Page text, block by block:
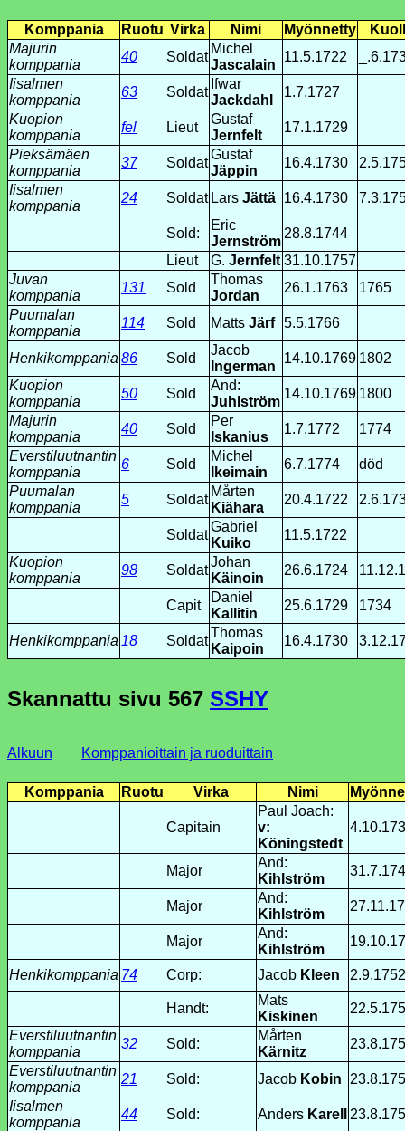
Komppania Ruotu Virka Nimi Myönnetty
Majurin
komppania
40 Soldat
Michel
Jascalain
11.5.1722
Iisalmen
komppania
63 Soldat
Ifwar
Jackdahl
1.7.1727
Kuopion
komppania
fel Lieut
Gustaf
Jernfelt
17.1.1729
Pieksämäen
komppania
37 Soldat
Gustaf
Jäppin
16.4.1730
Iisalmen
komppania
24 Soldat Lars Jättä 16.4.1730
Sold:
Eric
Jernström
28.8.1744
Lieut
G. Jernfelt 31.10.1757
Juvan
komppania
131 Sold
Thomas
Jordan
26.1.1763
1765
Puumalan
komppania
114 Sold Matts Järf 5.5.1766
Henkikomppania 86 Sold
Jacob
Ingerman
14.10.1769 1802
Kuopion
komppania
50 Sold
And:
Juhlström
14.10.1769 1800
Majurin
komppania
40 Sold
Per
Iskanius
1.7.1772
1774
Everstiluutnantin
komppania
6 Sold
Michel
Ikeimain
6.7.1774
död
Puumalan
komppania
5 Soldat
Mårten
Kiähara
20.4.1722
Soldat
Gabriel
Kuiko
11.5.1722
Kuopion
komppania
98 Soldat
Johan
Käinoin
26.6.1724
Capit
Daniel
Kallitin
25.6.1729 1734
Henkikomppania 18 Soldat
Thomas
Kaipoin
16.4.1730
Skannattu sivu 567 SSHY
Alkuun Komppanioittain ja ruoduittain
Komppania Ruotu Virka Nimi
Capitain
Paul Joach:
v:
Köningstedt
Major
And:
Kihlström
Major
And:
Kihlström
Major
And:
Kihlström
Henkikomppania 74 Corp: Jacob Kleen 2.9.1752
Handt:
Mats
Kiskinen
Everstiluutnantin
komppania
32 Sold:
Mårten
Kärnitz
Everstiluutnantin
komppania
21 Sold: Jacob Kobin
Iisalmen
komppania
44 Sold: Anders Karell